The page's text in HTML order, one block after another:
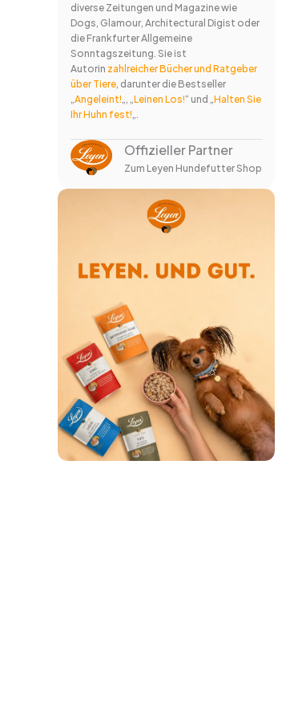
diverse Zeitungen und Magazine wie
Dogs, Glamour, Architectural Digist oder
die Frankfurter Allgemeine
Sonntagszeitung. Sie ist
Autorin zahlreicher Bücher und Ratgeber
über Tiere , darunter die Bestseller
Angeleint! Leinen Los!“ und „ Halten Sie
Ihr Huhn fest!
Offizieller Partner
Zum Leyen Hundefutter Shop